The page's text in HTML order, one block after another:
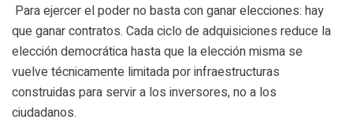
Para ejercer el poder no basta con ganar elecciones: hay
que ganar contratos. Cada ciclo de adquisiciones reduce la
elección democrática hasta que la elección misma se
vuelve técnicamente limitada por infraestructuras
construidas para servir a los inversores, no a los
ciudadanos.